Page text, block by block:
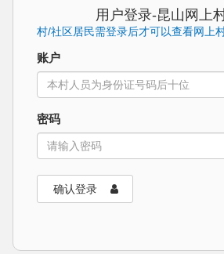
用户登录-昆山网上
村/社区居民需登录后才可以查看网上
账户
密码
确认登录